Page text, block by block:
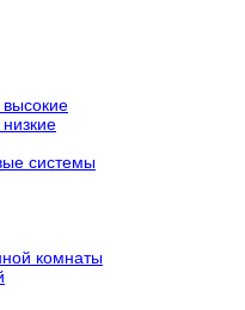
системы
комнаты